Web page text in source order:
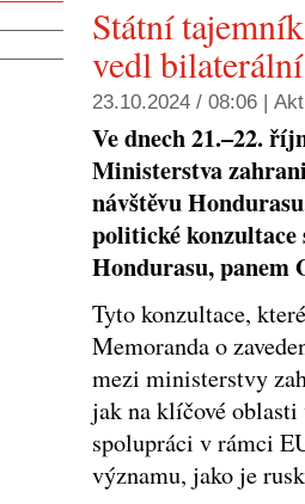
Státní
vedl
23.10.2024 / 08:06 |
Ve dnech 21.–22.
Ministerstva
návštěvu
politické
Hondurasu, panem
Tyto konzultace,
Memoranda o
mezi ministerstvy
jak na klíčové
spolupráci v rámci
významu, jako je